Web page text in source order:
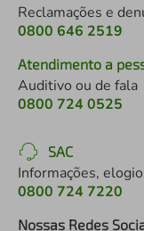
Reclamações e
0800 646 2519
Atendimento a
Auditivo ou de fala
0800 724 0525
SAC
Informações,
0800 724 7220
Nossas Redes